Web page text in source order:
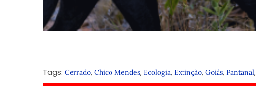
Tags: Cerrado, Chico Mendes, Ecologia, Extinção, Goiás, Pantanal,